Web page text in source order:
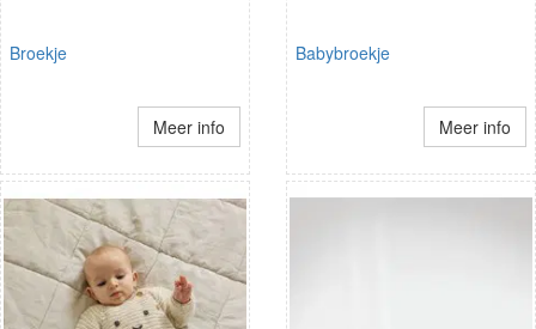
Broekje
Meer info
Babybroekje
Meer info